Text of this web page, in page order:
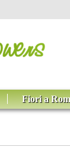
Fiori a